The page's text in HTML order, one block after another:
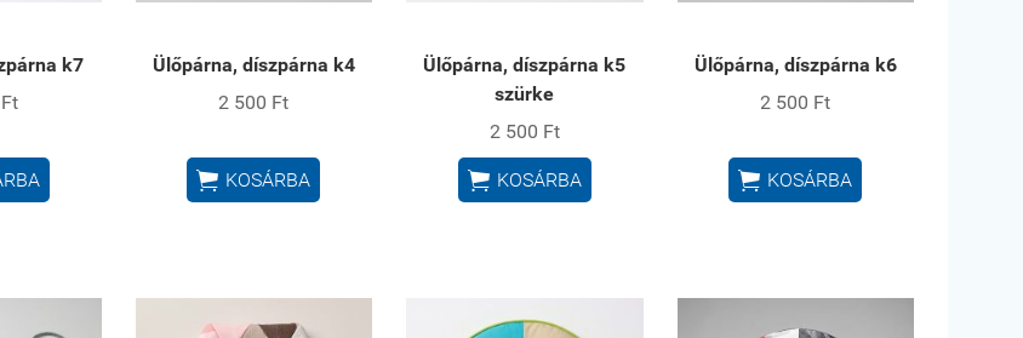
k7
Ülőpárna, díszpárna k4
2 500 Ft
 KOSÁRBA
Ülőpárna, díszpárna k5
szürke
2 500 Ft
 KOSÁRBA
Ülőpárna, díszpárna k6
2 500 Ft
 KOSÁRBA